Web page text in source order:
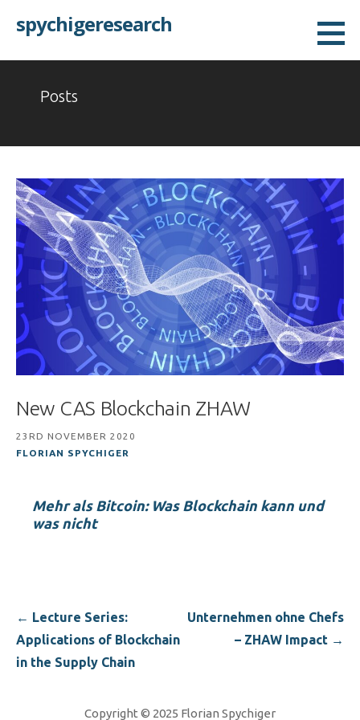
spychigeresearch
Posts
New CAS Blockchain ZHAW
23RD NOVEMBER 2020
FLORIAN SPYCHIGER
Mehr als Bitcoin: Was Blockchain kann und
was nicht
Post
navigation
← Lecture Series:
Applications of Blockchain
in the Supply Chain
Unternehmen ohne Chefs
– ZHAW Impact →
Copyright © 2025 Florian Spychiger